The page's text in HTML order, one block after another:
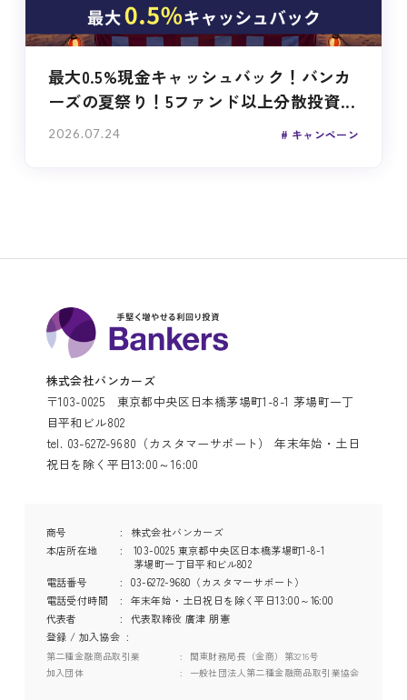
最大0.5%現金キャッシュバック！バンカ
ーズの夏祭り！5ファンド以上分散投資...
2026.07.24 キャンペーン
株式会社バンカーズ
〒103-0025 東京都中央区日本橋茅場町1-8-1 茅場町一丁
目平和ビル802
tel. 03-6272-9680（カスタマーサポート） 年末年始・土日
祝日を除く平日13:00～16:00
商号
株式会社バンカーズ
本店所在地
103-0025 東京都中央区日本橋茅場町1-8-1
茅場町一丁目平和ビル802
電話番号
03-6272-9680（カスタマーサポート）
電話受付時間
年末年始・土日祝日を除く平日13:00～16:00
代表者
代表取締役 廣津 朋憲
登録 / 加入協会
第二種金融商品取引業
関東財務局長（金商）第3216号
加入団体
一般社団法人第二種金融商品取引業協会